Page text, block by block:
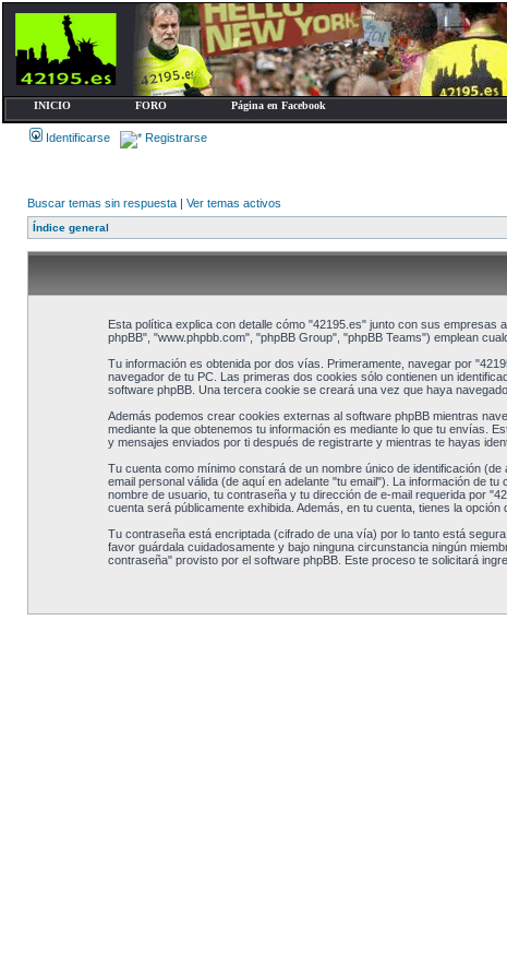
INICIO FORO Página en Facebook
Identificarse Registrarse
Buscar temas sin respuesta | Ver temas activos
Índice general
Esta política explica con detalle cómo "42195.es" junto con sus
phpBB", "www.phpbb.com", "phpBB Group", "phpBB Teams") emplean
Tu información es obtenida por dos vías. Primeramente, navegar por
navegador de tu PC. Las primeras dos cookies sólo contienen un
software phpBB. Una tercera cookie se creará una vez que haya
Además podemos crear cookies externas al software phpBB mientras
mediante la que obtenemos tu información es mediante lo que tu envías.
y mensajes enviados por ti después de registrarte y mientras te hayas
Tu cuenta como mínimo constará de un nombre único de identificación
email personal válida (de aquí en adelante "tu email"). La información de
nombre de usuario, tu contraseña y tu dirección de e-mail requerida por
cuenta será públicamente exhibida. Además, en tu cuenta, tienes la
Tu contraseña está encriptada (cifrado de una vía) por lo tanto está
favor guárdala cuidadosamente y bajo ninguna circunstancia ningún
contraseña" provisto por el software phpBB. Este proceso te solicitará